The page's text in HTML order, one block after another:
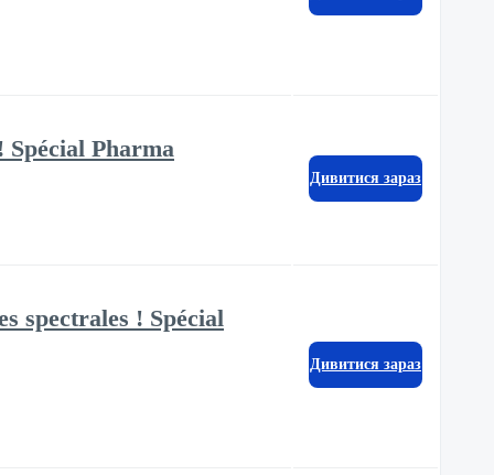
Spécial Pharma
Дивитися зараз
spectrales ! Spécial
Дивитися зараз